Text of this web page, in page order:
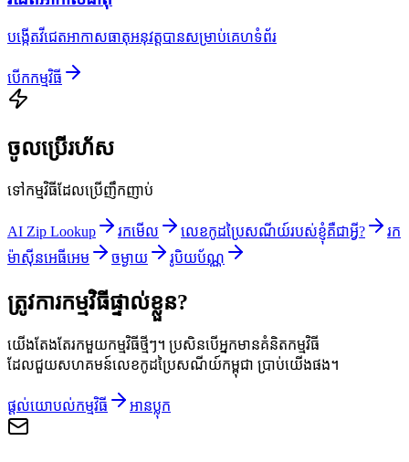
បង្កើតវីជេតអាកាសធាតុអនុវត្តបានសម្រាប់គេហទំព័រ
បើកកម្មវិធី
ចូលប្រើរហ័ស
ទៅកម្មវិធីដែលប្រើញឹកញាប់
AI Zip Lookup រកមើល លេខកូដប្រៃសណីយ៍របស់ខ្ញុំគឺជាអ្វី?
រក
ម៉ាស៊ីនអេធីអេម
ចម្ងាយ រូបិយប័ណ្ណ
ត្រូវការកម្មវិធីផ្ទាល់ខ្លួន?
យើងតែងតែរកមួយកម្មវិធីថ្មីៗ។ ប្រសិនបើអ្នកមានគំនិតកម្មវិធី
ដែលជួយសហគមន៍លេខកូដប្រៃសណីយ៍កម្ពុជា ប្រាប់យើងផង។
ផ្តល់យោបល់កម្មវិធី អានប្លុក